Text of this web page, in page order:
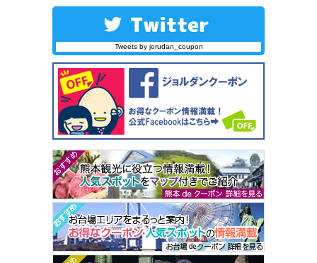
Tweets by jorudan_coupon